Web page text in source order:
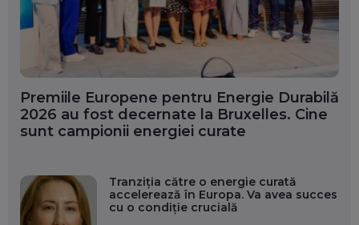
Premiile Europene pentru Energie Durabilă
2026 au fost decernate la Bruxelles. Cine
sunt campionii energiei curate
Tranziția către o energie curată
accelerează în Europa. Va avea succes
cu o condiție crucială